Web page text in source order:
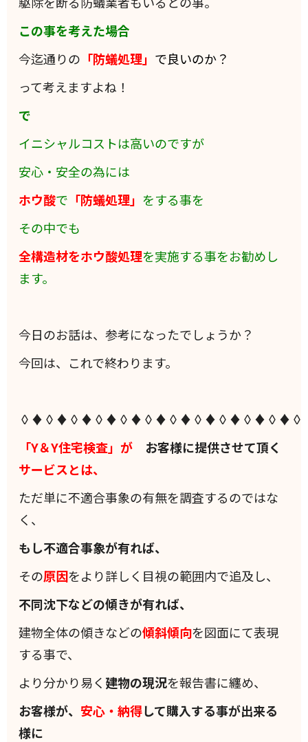
この事を考えた場合
今迄通りの 「防蟻処理」 で良いのか？
って考えますよね！
で
イニシャルコストは高いのですが
安心・安全の為には
ホウ酸で 「防蟻処理」 をする事を
その中でも
全構造材をホウ酸処理を実施する事をお勧めし
ます。
今日のお話は、参考になったでしょうか？
今回は、これで終わります。
「Y＆Y住宅検査」が お客様に提供させて頂く
サービスとは、
ただ単に不適合事象の有無を調査するのではな
く、
もし不適合事象が有れば、
その原因をより詳しく目視の範囲内で追及し、
不同沈下などの傾きが有れば、
建物全体の傾きなどの傾斜傾向を図面にて表現
する事で、
より分かり易く 建物の現況を報告書に纏め、
お客様が、 安心・納得して購入する事が出来る
様に